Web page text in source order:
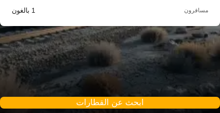
مسافرون 1 بالغون
ابحث عن القطارات